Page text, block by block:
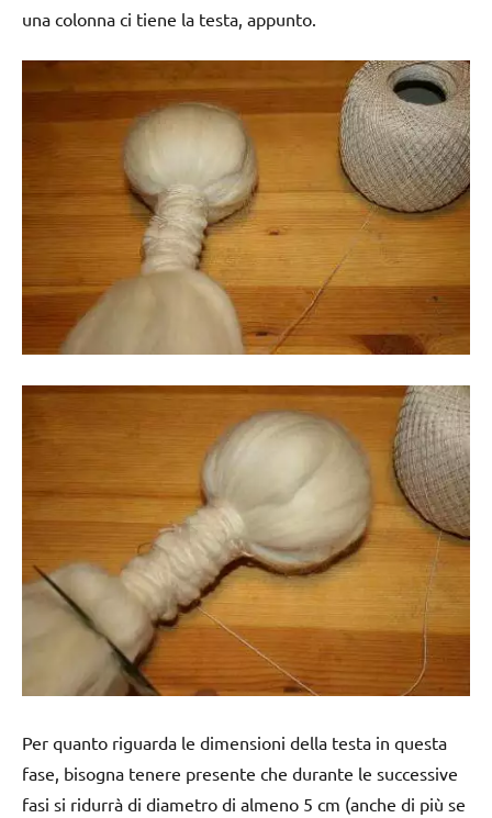
una colonna ci tiene la testa, appunto.
Per quanto riguarda le dimensioni della testa in questa
fase, bisogna tenere presente che durante le successive
fasi si ridurrà di diametro di almeno 5 cm (anche di più se